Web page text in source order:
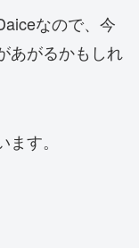
なので、今
あがるかもしれ
す。